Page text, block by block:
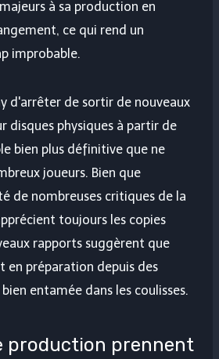
à sa production en
ce qui rend un
improbable.
d'arrêter de sortir de nouveaux
disques physiques à partir de
bien plus définitive que ne
joueurs. Bien que
de nombreuses critiques de la
toujours les copies
rapports suggèrent que
en préparation depuis des
entamée dans les coulisses.
production prennent